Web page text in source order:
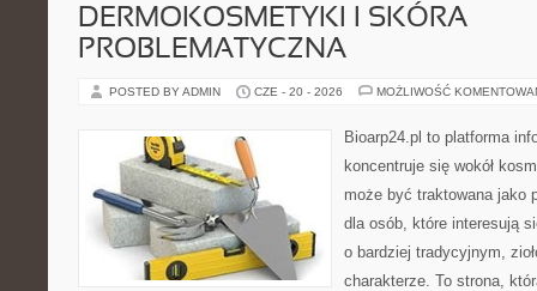
DERMOKOSMETYKI I SKÓRA
PROBLEMATYCZNA
POSTED BY ADMIN CZE - 20 - 2026 MOŻLIWOŚĆ
Bioarp24.pl to platforma
koncentruje się wokół
może być traktowana jako
dla osób, które interesują
o bardziej tradycyjnym,
charakterze. To strona,